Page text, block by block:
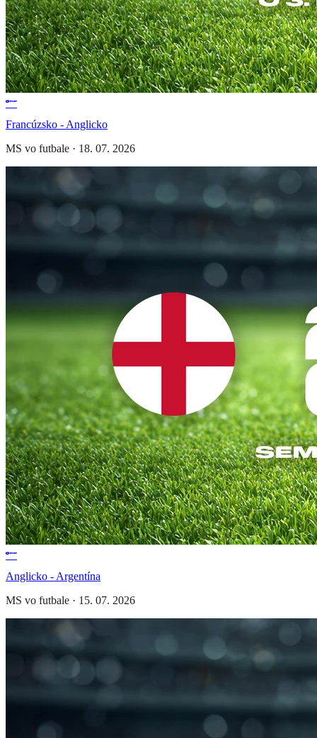
Francúzsko - Anglicko
MS vo futbale · 18. 07. 2026
Anglicko - Argentína
MS vo futbale · 15. 07. 2026